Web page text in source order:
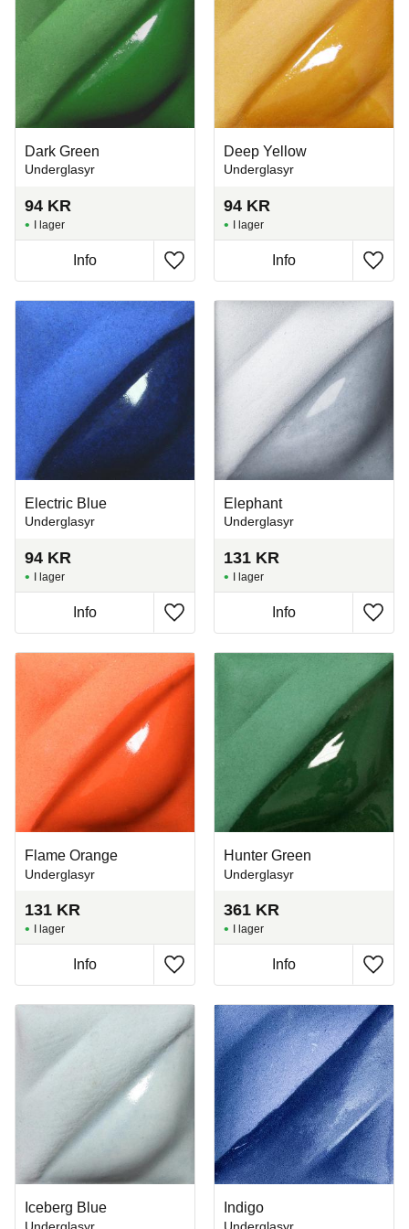
Dark Green
Underglasyr
94 KR
Lägg till i favoriter
I lager
Info
Deep Yellow
Underglasyr
94 KR
Lägg
I lager
Info
Electric Blue
Underglasyr
94 KR
Lägg till i favoriter
I lager
Info
Elephant
Underglasyr
131 KR
Lägg
I lager
Info
Flame Orange
Underglasyr
131 KR
Lägg till i favoriter
I lager
Info
Hunter Green
Underglasyr
361 KR
Lägg
I lager
Info
Iceberg Blue Indigo